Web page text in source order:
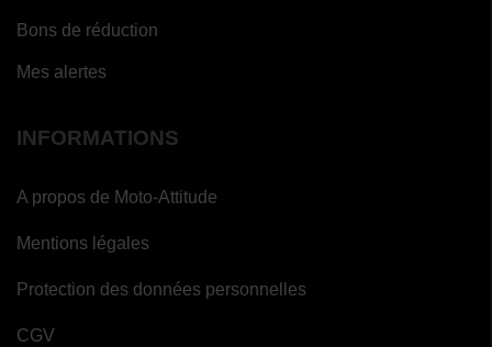
Bons de réduction
Mes alertes
INFORMATIONS
A propos de Moto-Attitude
Mentions légales
Protection des données personnelles
CGV